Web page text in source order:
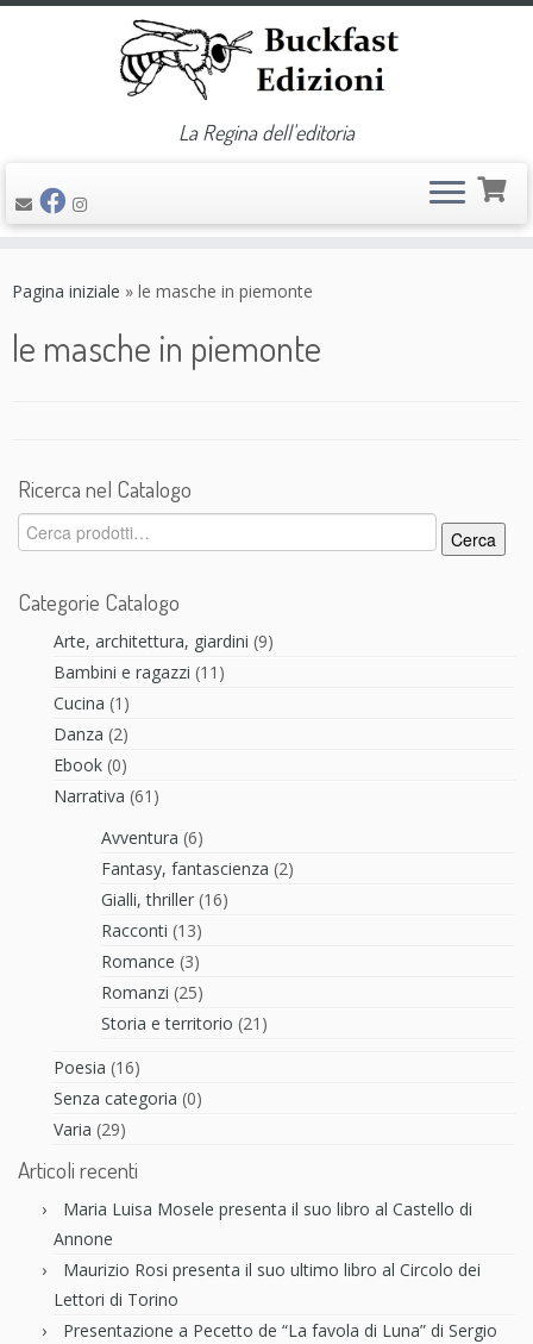
La Regina dell'editoria
Pagina iniziale » le masche in piemonte
le masche in piemonte
Ricerca nel Catalogo
Cerca:
Cerca
Categorie Catalogo
Arte, architettura, giardini (9)
Bambini e ragazzi (11)
Cucina (1)
Danza (2)
Ebook (0)
Narrativa (61)
Avventura (6)
Fantasy, fantascienza (2)
Gialli, thriller (16)
Racconti (13)
Romance (3)
Romanzi (25)
Storia e territorio (21)
Poesia (16)
Senza categoria (0)
Varia (29)
Articoli recenti
Maria Luisa Mosele presenta il suo libro al Castello di
Annone
Maurizio Rosi presenta il suo ultimo libro al Circolo dei
Lettori di Torino
Presentazione a Pecetto de “La favola di Luna” di Sergio